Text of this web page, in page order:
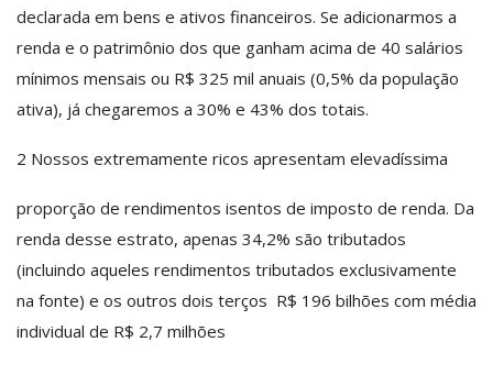
declarada em bens e ativos financeiros. Se adicionarmos a
renda e o patrimônio dos que ganham acima de 40 salários
mínimos mensais ou R$ 325 mil anuais (0,5% da população
ativa), já chegaremos a 30% e 43% dos totais.
2­ Nossos extremamente ricos apresentam elevadíssima
proporção de rendimentos isentos de imposto de renda. Da
renda desse estrato, apenas 34,2% são tributados
(incluindo aqueles rendimentos tributados exclusivamente
na fonte) e os outros dois terços ­ R$ 196 bilhões com média
individual de R$ 2,7 milhões ­